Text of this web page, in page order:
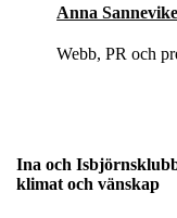
Anna
Webb, PR och
Ina och
klimat och vänskap